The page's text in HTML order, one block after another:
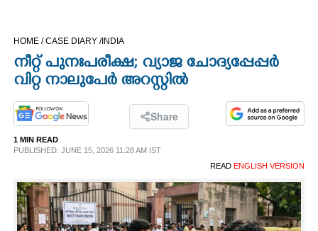
OPINION
SPIRITUAL
HOME /CASE DIARY /INDIA
നീറ്റ് പുനഃപരീക്ഷ; വ്യാജ ചോദ്യപ്പേപ്പർ
വിറ്റ നാലുപേർ അറസ്റ്റിൽ
Share
1 MIN READ
PUBLISHED: JUNE 15, 2026 11:28 AM IST
READ ENGLISH VERSION